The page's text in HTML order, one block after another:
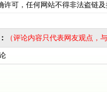
许可，任何网站不得非法盗链
（评论内容只代表网友观点，